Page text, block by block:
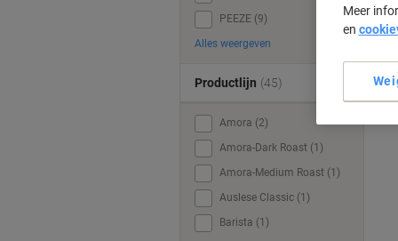
PEEZE (9)
Alles weergeven
Productlijn (45)
Amora (2)
Amora-Dark Roast (1)
Amora-Medium Roast (1)
Auslese Classic (1)
Barista (1)
Meer
en